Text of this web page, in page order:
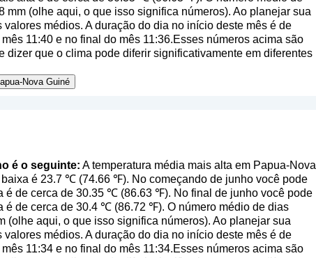
mm (olhe aqui, o que isso significa números). Ao planejar sua
médios. A duração do dia no início deste mês é de
11:40 e no final do mês 11:36.Esses números acima são
que o clima pode diferir significativamente em diferentes
Nova Guiné
é o seguinte: A temperatura média mais alta em Papua-Nova
é 23.7 ℃ (74.66 ℉). No começando de junho você pode
é de cerca de 30.35 ℃ (86.63 ℉). No final de junho você pode
é de cerca de 30.4 ℃ (86.72 ℉). O número médio de dias
(olhe aqui, o que isso significa números). Ao planejar sua
médios. A duração do dia no início deste mês é de
11:34 e no final do mês 11:34.Esses números acima são